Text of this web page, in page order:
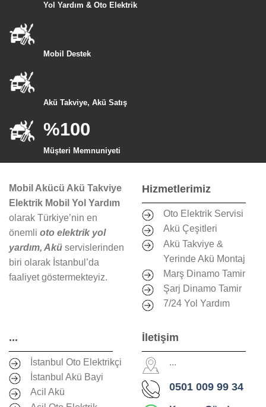
Yol Yardım & Oto Elektrik
Mobil Destek
Akü Takviye, Akü Satış
%100
Müşteri Memnuniyeti
Mobil Akücü Akü Takviye
Elektrik Mobil Yol Yardım
olarak Türkiye’nin en
önemli oto elektrik yol
yardım, Akü servislerinden
biri olarak İstanbul’da
faaliyet göstermekteyiz.
Hizmetlerimiz
Oto Elektrik Servisi
Akü Çeşitleri
Akü Takviye &
Yerinde Akü Montaj
Marş Dinamo Tamir
Şarj Dinamo Tamir
7/24 Yol Yardım
...
İstanbul Oto Elektrikçi
İstanbul Akü Bayi
Acil Akü
İletişim
...
0501 009 99 34